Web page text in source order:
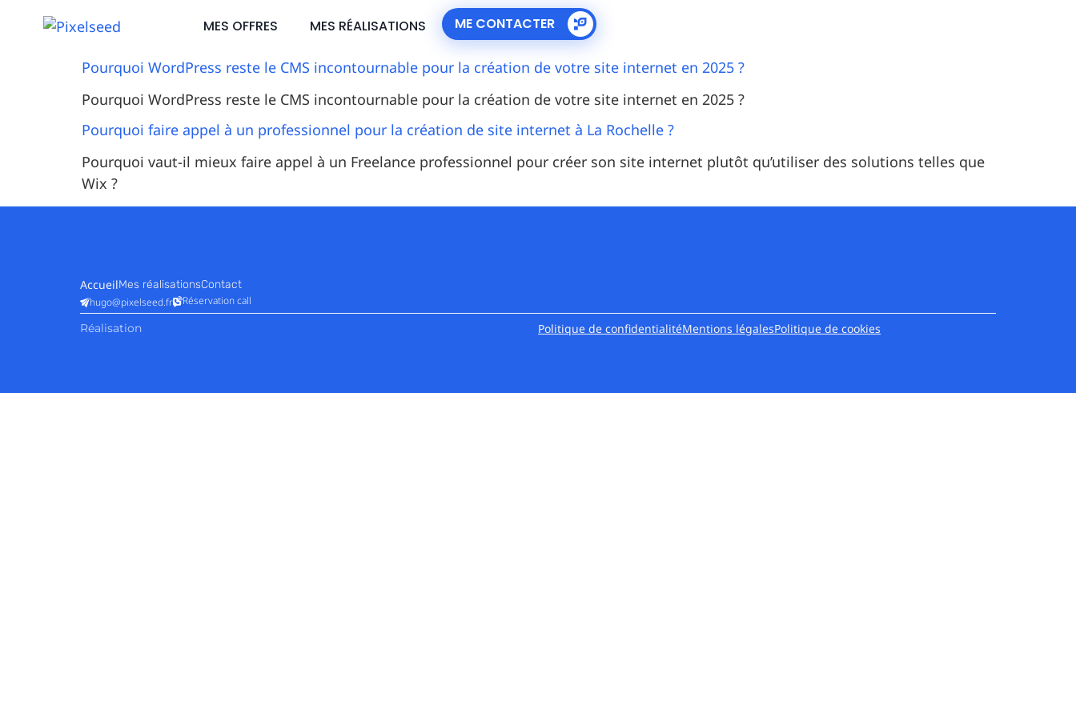
MES OFFRES MES RÉALISATIONS ME CONTACTER
Pourquoi WordPress reste le CMS incontournable pour la création de votre site internet en 2025 ?
Pourquoi WordPress reste le CMS incontournable pour la création de votre site internet en 2025 ?
Pourquoi faire appel à un professionnel pour la création de site internet à La Rochelle ?
Pourquoi vaut-il mieux faire appel à un Freelance professionnel pour créer son site internet plutôt qu’utiliser des solutions telles que
Wix ?
AccueilMes réalisationsContact
hugo@pixelseed.fr
Réservation call
Réalisation Politique de confidentialitéMentions légalesPolitique de cookies